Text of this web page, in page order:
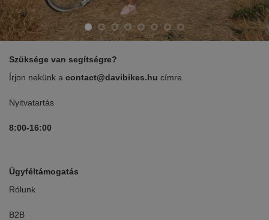
Szüksége van segítségre?
Írjon nekünk a contact@davibikes.hu címre.
Nyitvatartás
8:00-16:00
Ügyféltámogatás
Rólunk
B2B